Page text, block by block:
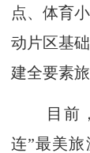
点、体育
动片区基
建全要素
目前，
连”最美旅